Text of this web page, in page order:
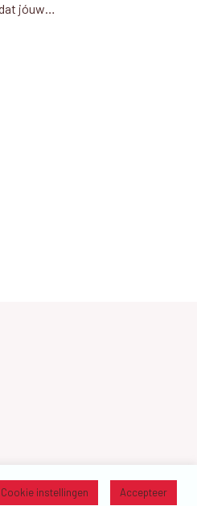
jóuw…
Cookie instellingen Accepteer